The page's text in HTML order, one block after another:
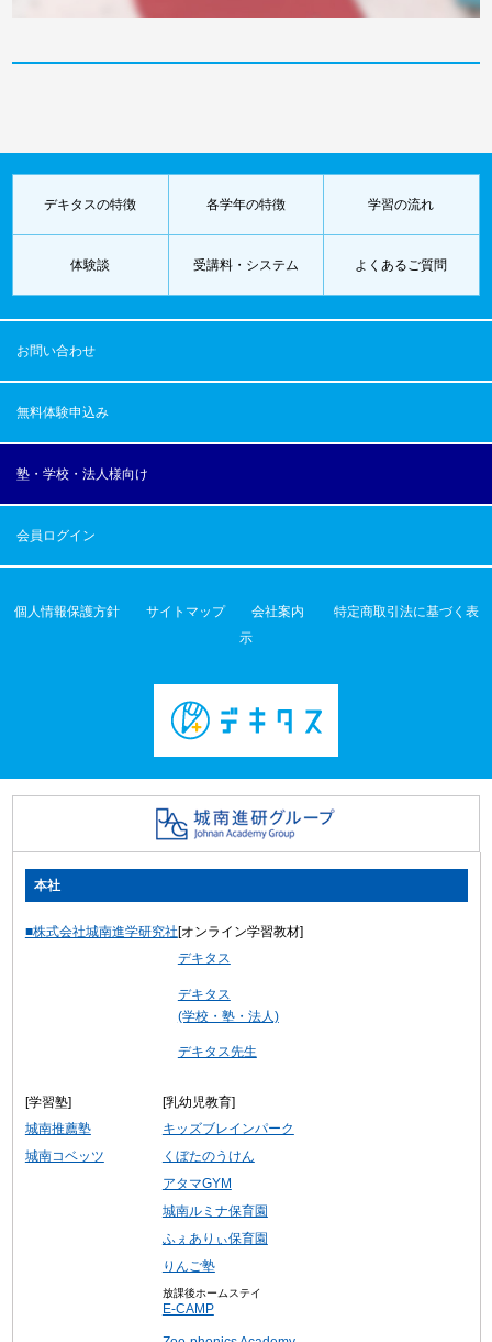
デキタスの特徴 各学年の特徴 学習の流れ
体験談 受講料・システム よくあるご質問
お問い合わせ
無料体験申込み
塾・学校・法人様向け
会員ログイン
個人情報保護方針 サイトマップ 会社案内
特定商取引法に基づく表
示
本社
■株式会社城南進学研究社[オンライン学習教材]
デキタス
デキタス
(学校・塾・法人)
デキタス先生
[学習塾]
城南推薦塾
城南コベッツ
[乳幼児教育]
キッズブレインパーク
くぼたのうけん
アタマGYM
城南ルミナ保育園
ふぇありぃ保育園
りんご塾
放課後ホームステイ
E-CAMP